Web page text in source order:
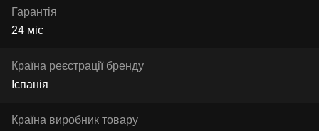
Гарантія
24 міс
Країна реєстрації бренду
Іспанія
Країна виробник товару